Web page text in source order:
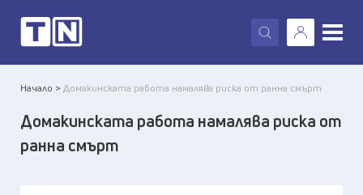
X
Начало >Домакинската работа намалява риска от ранна смърт
Домакинската работа намалява риска от
ранна смърт